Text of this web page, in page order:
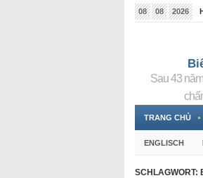
08 08 2026
Sau 43
TRANG CHỦ
ENGLISCH
SCHLAGWORT: